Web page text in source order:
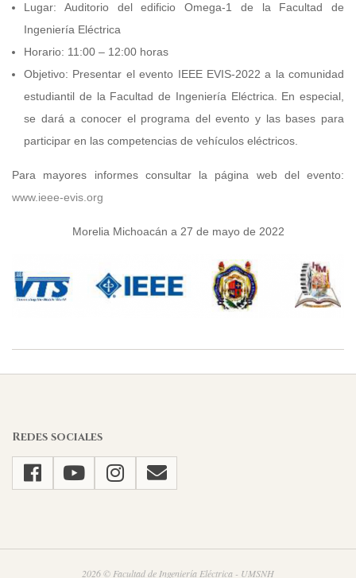
Lugar: Auditorio del edificio Omega-1 de la Facultad de
Ingeniería Eléctrica
Horario: 11:00 – 12:00 horas
Objetivo: Presentar el evento IEEE EVIS-2022 a la comunidad
estudiantil de la Facultad de Ingeniería Eléctrica. En especial,
se dará a conocer el programa del evento y las bases para
participar en las competencias de vehículos eléctricos.
Para mayores informes consultar la página web del evento:
www.ieee-evis.org
Morelia Michoacán a 27 de mayo de 2022
Redes sociales
2026 © Facultad de Ingeniería Eléctrica - UMSNH